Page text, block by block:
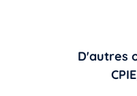
D'autres